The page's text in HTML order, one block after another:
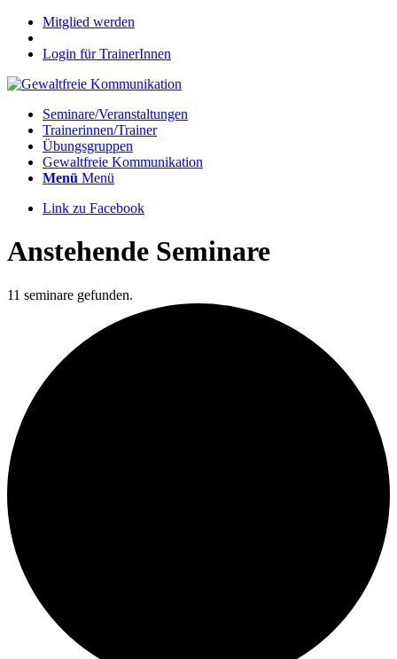
Mitglied werden
Login für TrainerInnen
Seminare/Veranstaltungen
Trainerinnen/Trainer
Übungsgruppen
Gewaltfreie Kommunikation
Menü Menü
Link zu Facebook
Anstehende Seminare
11 seminare gefunden.